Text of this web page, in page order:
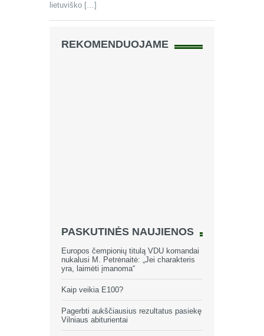
lietuviško […]
REKOMENDUOJAME
PASKUTINĖS NAUJIENOS
Europos čempionių titulą VDU komandai
nukalusi M. Petrėnaitė: „Jei charakteris
yra, laimėti įmanoma“
Kaip veikia E100?
Pagerbti aukščiausius rezultatus pasiekę
Vilniaus abiturientai